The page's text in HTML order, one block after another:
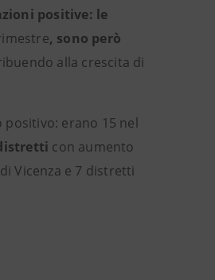
positive: le
, sono però
alla crescita di
erano 15 nel
con aumento
Vicenza e 7 distretti